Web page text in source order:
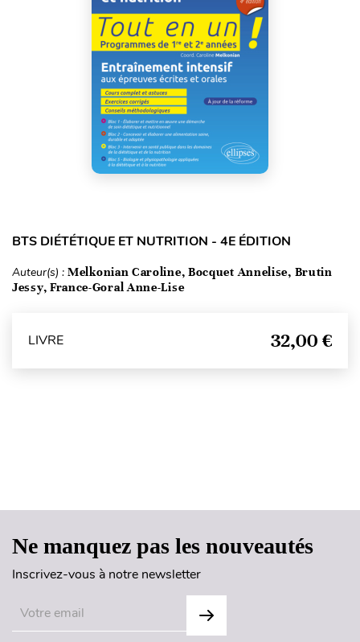
BTS DIÉTÉTIQUE ET NUTRITION - 4E ÉDITION
Auteur(s) : Melkonian Caroline, Bocquet Annelise, Brutin
Jessy, France-Goral Anne-Lise
LIVRE 32,00 €
Ne manquez pas les nouveautés
Inscrivez-vous à notre newsletter